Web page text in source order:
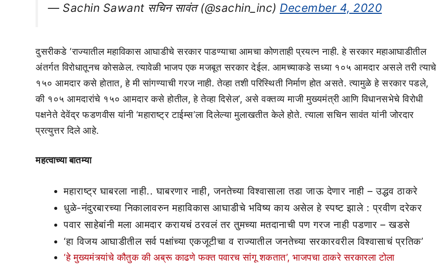
— Sachin Sawant सचिन सावंत (@sachin_inc) December 4, 2020
दुसरीकडे ‘राज्यातील महाविकास आघाडीचे सरकार पाडण्याचा आमचा कोणताही प्रयत्न नाही. हे सरकार महाआघाडीतील
अंतर्गत विरोधातूनच कोसळेल. त्यावेळी भाजप एक मजबूत सरकार देईल. आमच्याकडे सध्या १०५ आमदार असले तरी त्याचे
१५० आमदार कसे होतात, हे मी सांगण्याची गरज नाही. तेव्हा तशी परिस्थिती निर्माण होत असते. त्यामुळे हे सरकार पडले,
की १०५ आमदारांचे १५० आमदार कसे होतील, हे तेव्हा दिसेल’, असे वक्तव्य माजी मुख्यमंत्री आणि विधानसभेचे विरोधी
पक्षनेते देवेंद्र फडणवीस यांनी ‘महाराष्ट्र टाईम्स’ला दिलेल्या मुलाखतीत केले होते. त्याला सचिन सावंत यांनी जोरदार
प्रत्युत्तर दिले आहे.
महत्वाच्या बातम्या
महाराष्ट्र घाबरला नाही.. घाबरणार नाही, जनतेच्या विश्वासाला तडा जाऊ देणार नाही – उद्धव ठाकरे
धुळे-नंदुरबारच्या निकालावरुन महाविकास आघाडीचे भविष्य काय असेल हे स्पष्ट झाले : प्रवीण दरेकर
पवार साहेबांनी मला आमदार करायचं ठरवलं तर तुमच्या मतदानाची पण गरज नाही पडणार – खडसे
‘हा विजय आघाडीतील सर्व पक्षांच्या एकजूटीचा व राज्यातील जनतेच्या सरकारवरील विश्वासाचं प्रतिक’
‘हे मुख्यमंत्र्यांचे कौतुक की अब्रू काढणे फक्त पवारच सांगू शकतात’, भाजपचा ठाकरे सरकारला टोला